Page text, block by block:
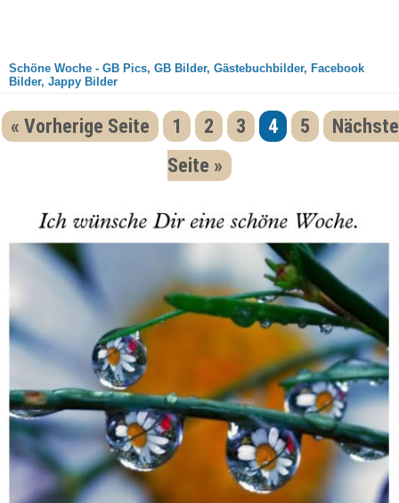
Schöne Woche - GB Pics, GB Bilder, Gästebuchbilder, Facebook
Bilder, Jappy Bilder
« Vorherige Seite 1 2 3 4 5
Nächste
Seite »